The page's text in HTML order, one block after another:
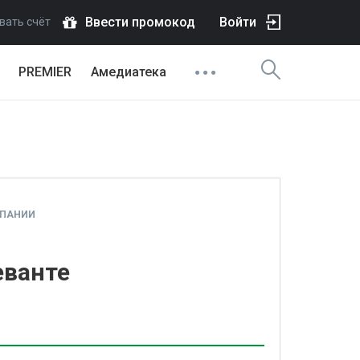
счёт Ввести промокод Войти
PREMIER Амедиатека